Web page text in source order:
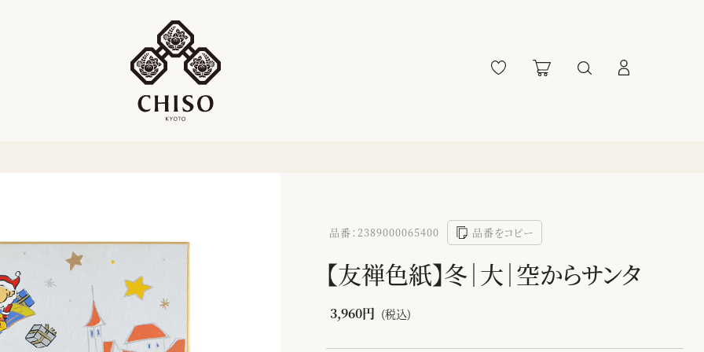
品番：2389000065400 品番をコピー
【友禅色紙】冬｜大｜空からサンタ
3,960円 (税込)